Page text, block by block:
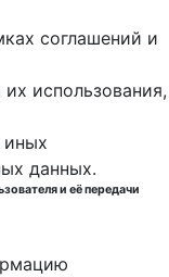
соглашений и
использования,
иных
данных.
и её передачи